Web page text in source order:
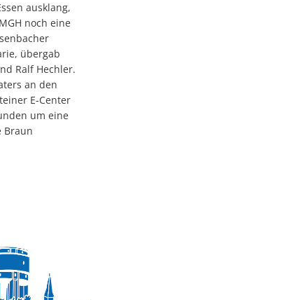
ausklang,
noch eine
übergab
Ralf Hechler.
an den
E-Center
um eine
Braun